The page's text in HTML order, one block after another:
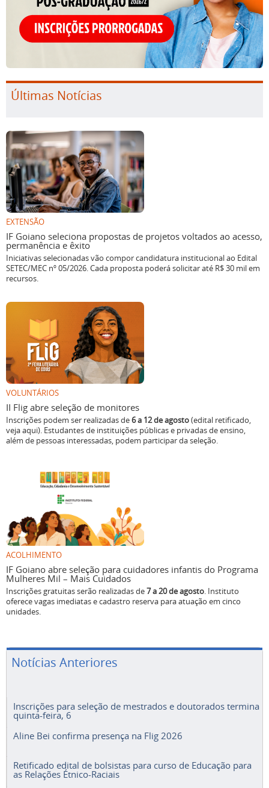
Últimas Notícias
EXTENSÃO
IF Goiano seleciona propostas de projetos voltados ao acesso,
permanência e êxito
Iniciativas selecionadas vão compor candidatura institucional ao Edital
SETEC/MEC nº 05/2026. Cada proposta poderá solicitar até R$ 30 mil em
recursos.
VOLUNTÁRIOS
II Flig abre seleção de monitores
Inscrições podem ser realizadas de6 a 12 de agosto(edital retificado,
veja aqui). Estudantes de instituições públicas e privadas de ensino,
além de pessoas interessadas, podem participar da seleção.
ACOLHIMENTO
IF Goiano abre seleção para cuidadores infantis do Programa
Mulheres Mil – Mais Cuidados
Inscrições gratuitas serão realizadas de7 a 20 de agosto. Instituto
oferece vagas imediatas e cadastro reserva para atuação em cinco
unidades.
Notícias Anteriores
Inscrições para seleção de mestrados e doutorados termina
quinta-feira, 6
Aline Bei confirma presença na Flig 2026
Retificado edital de bolsistas para curso de Educação para
as Relações Étnico-Raciais